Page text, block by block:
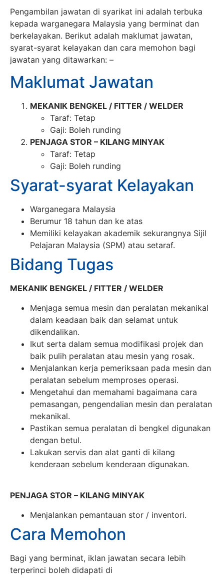
Pengambilan jawatan di syarikat ini adalah terbuka
kepada warganegara Malaysia yang berminat dan
berkelayakan. Berikut adalah maklumat jawatan,
syarat-syarat kelayakan dan cara memohon bagi
jawatan yang ditawarkan: –
Maklumat Jawatan
MEKANIK BENGKEL / FITTER / WELDER
Taraf: Tetap
Gaji: Boleh runding
PENJAGA STOR – KILANG MINYAK
Taraf: Tetap
Gaji: Boleh runding
Syarat-syarat Kelayakan
Warganegara Malaysia
Berumur 18 tahun dan ke atas
Memiliki kelayakan akademik sekurangnya Sijil
Pelajaran Malaysia (SPM) atau setaraf.
Bidang Tugas
MEKANIK BENGKEL / FITTER / WELDER
Menjaga semua mesin dan peralatan mekanikal
dalam keadaan baik dan selamat untuk
dikendalikan.
Ikut serta dalam semua modifikasi projek dan
baik pulih peralatan atau mesin yang rosak.
Menjalankan kerja pemeriksaan pada mesin dan
peralatan sebelum memproses operasi.
Mengetahui dan memahami bagaimana cara
pemasangan, pengendalian mesin dan peralatan
mekanikal.
Pastikan semua peralatan di bengkel digunakan
dengan betul.
Lakukan servis dan alat ganti di kilang
kenderaan sebelum kenderaan digunakan.
PENJAGA STOR – KILANG MINYAK
Menjalankan pemantauan stor / inventori.
Cara Memohon
Bagi yang berminat, iklan jawatan secara lebih
terperinci boleh didapati di